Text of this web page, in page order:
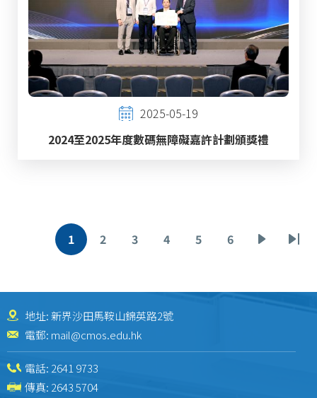
2025-05-19
2024至2025年度數碼無障礙嘉許計劃頒獎禮
Pagination
Current
1
Page
2
Page
3
Page
4
Page
5
Page
6
地址: 新界沙田馬鞍山錦英路2號
電郵: mail@cmos.edu.hk
電話: 2641 9733
傳真: 2643 5704